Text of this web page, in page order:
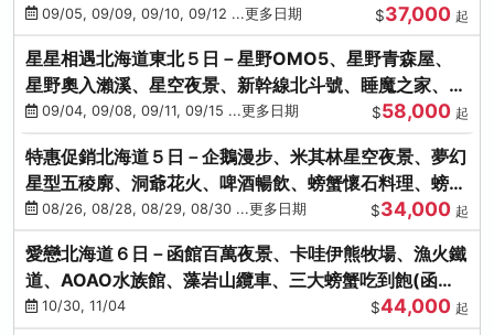
幻燈遊步道、璀璨溪谷
09/05, 09/09, 09/10, 09/12 ...更多日期 $37,000 起
星星相遇北海道東北５日－星野OMO5、星野青森屋、
星野奧入瀨溪、星空夜景、新幹線北斗號、睡魔之家、十
和田湖(不進免稅店)
09/04, 09/08, 09/11, 09/15 ...更多日期 $58,000 起
特惠促銷北海道５日－企鵝漫步、米其林星空夜景、夢幻
星型五稜廓、洞爺花火、啤酒暢飲、螃蟹懷石料理、螃蟹
吃到飽
08/26, 08/28, 08/29, 08/30 ...更多日期 $34,000 起
愛戀北海道６日－函館百萬夜景、卡哇伊熊牧場、漁火鐵
道、AOAO水族館、藻岩山纜車、三大螃蟹吃到飽(函館/
千歲)
10/30, 11/04 $44,000 起